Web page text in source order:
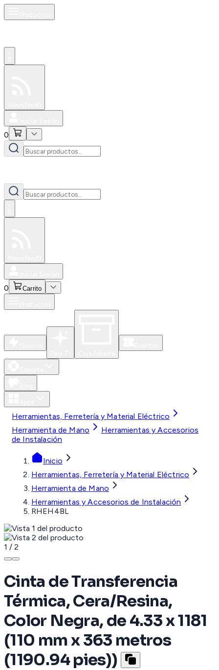
0
0 Carrito
Herramientas, Ferretería y Material Eléctrico
Herramienta de Mano
Herramientas y Accesorios
de Instalación
Inicio
Herramientas, Ferretería y Material Eléctrico
Herramienta de Mano
Herramientas y Accesorios de Instalación
RHEH4BL
1 / 2
Cinta de Transferencia
Térmica, Cera/Resina,
Color Negra, de 4.33 x 1181
(110 mm x 363 metros
(1190.94 pies))